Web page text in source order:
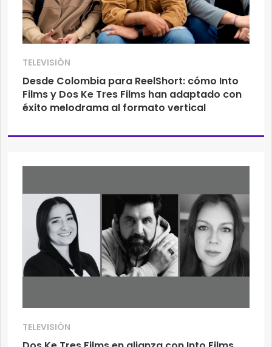
TELEVISIÓN
Desde Colombia para ReelShort: cómo Into
Films y Dos Ke Tres Films han adaptado con
éxito melodrama al formato vertical
TELEVISIÓN